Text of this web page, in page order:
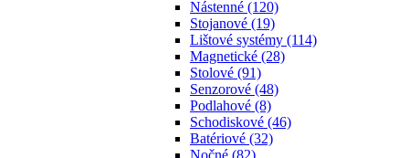
Nástenné (120)
Stojanové (19)
Lištové systémy (114)
Magnetické (28)
Stolové (91)
Senzorové (48)
Podlahové (8)
Schodiskové (46)
Batériové (32)
Nočné (82)